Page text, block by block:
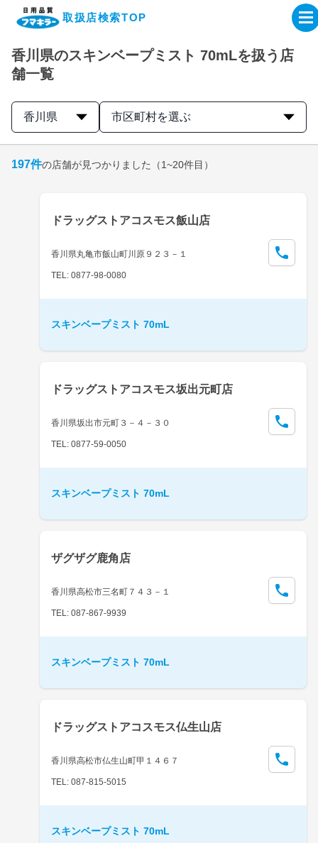
取扱店検索TOP
企業・IR情報サイト
製品情報サイト
取扱店検索はこちら
香川県のスキンベープミスト 70mLを扱う店
舗一覧
香川県 市区町村を選ぶ
197件の店舗が見つかりました （1~20件目）
ドラッグストアコスモス飯山店
香川県丸亀市飯山町川原９２３－１
TEL: 0877-98-0080
スキンベープミスト 70mL
ドラッグストアコスモス坂出元町店
香川県坂出市元町３－４－３０
TEL: 0877-59-0050
スキンベープミスト 70mL
ザグザグ鹿角店
香川県高松市三名町７４３－１
TEL: 087-867-9939
スキンベープミスト 70mL
ドラッグストアコスモス仏生山店
香川県高松市仏生山町甲１４６７
TEL: 087-815-5015
スキンベープミスト 70mL